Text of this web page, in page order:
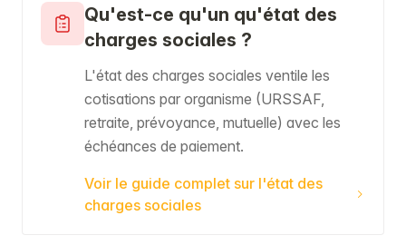
Qu'est-ce qu'un qu'état des
charges sociales ?
L'état des charges sociales ventile les
cotisations par organisme (URSSAF,
retraite, prévoyance, mutuelle) avec les
échéances de paiement.
Voir le guide complet sur l'état des
charges sociales